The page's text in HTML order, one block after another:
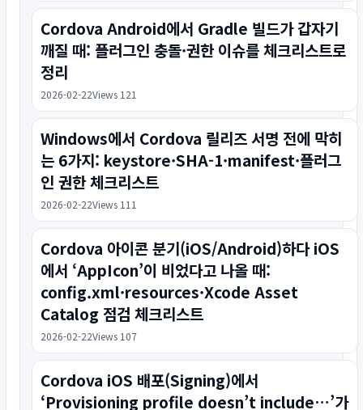
Cordova Android에서 Gradle 빌드가 갑자기
깨질 때: 플러그인 충돌·권한 이슈를 체크리스트로
정리
2026-02-22Views 121
Windows에서 Cordova 릴리즈 서명 전에 막히
는 6가지: keystore·SHA-1·manifest·플러그
인 권한 체크리스트
2026-02-22Views 111
Cordova 아이콘 분기(iOS/Android)하다 iOS
에서 ‘AppIcon’이 비었다고 나올 때:
config.xml·resources·Xcode Asset
Catalog 점검 체크리스트
2026-02-22Views 107
Cordova iOS 배포(Signing)에서
‘Provisioning profile doesn’t include…’가